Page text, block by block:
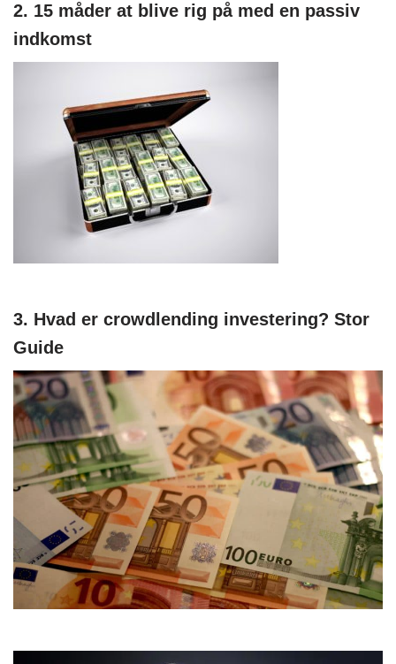
2. 15 måder at blive rig på med en passiv
indkomst
3. Hvad er crowdlending investering? Stor
Guide